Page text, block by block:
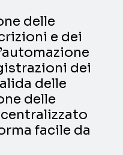
delle
e dei
dei
delle
delle
facile da